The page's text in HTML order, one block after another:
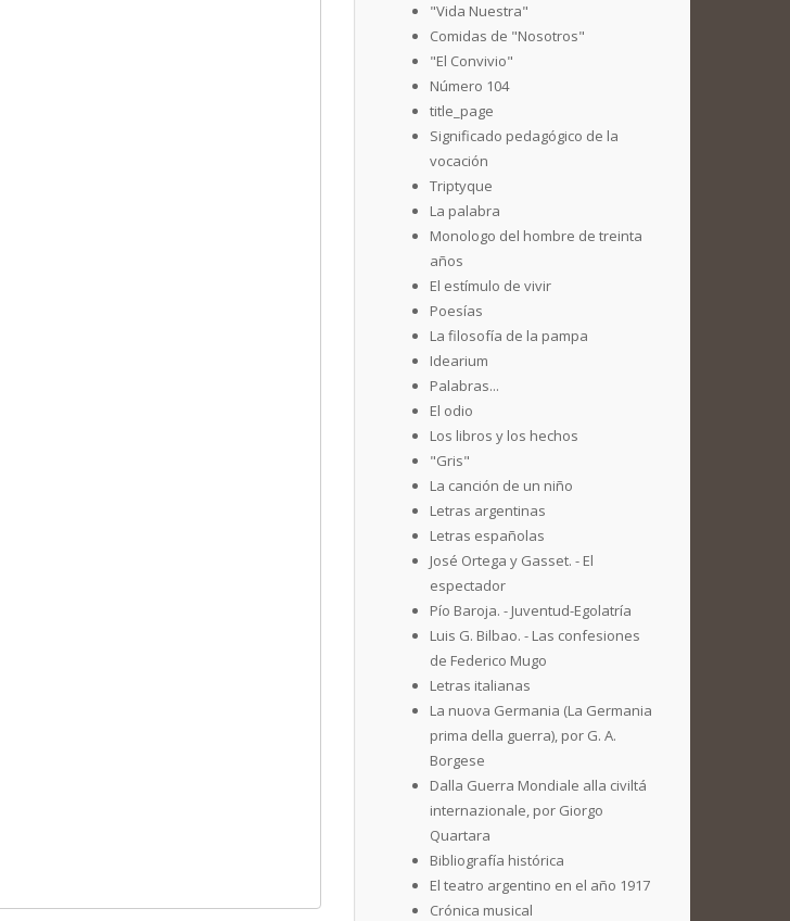
"Vida Nuestra"
Comidas de "Nosotros"
"El Convivio"
Número 104
title_page
Significado pedagógico de la
vocación
Triptyque
La palabra
Monologo del hombre de treinta
años
El estímulo de vivir
Poesías
La filosofía de la pampa
Idearium
Palabras...
El odio
Los libros y los hechos
"Gris"
La canción de un niño
Letras argentinas
Letras españolas
José Ortega y Gasset. - El
espectador
Pío Baroja. - Juventud-Egolatría
Luis G. Bilbao. - Las confesiones
de Federico Mugo
Letras italianas
La nuova Germania (La Germania
prima della guerra), por G. A.
Borgese
Dalla Guerra Mondiale alla civiltá
internazionale, por Giorgo
Quartara
Bibliografía histórica
El teatro argentino en el año 1917
Crónica musical